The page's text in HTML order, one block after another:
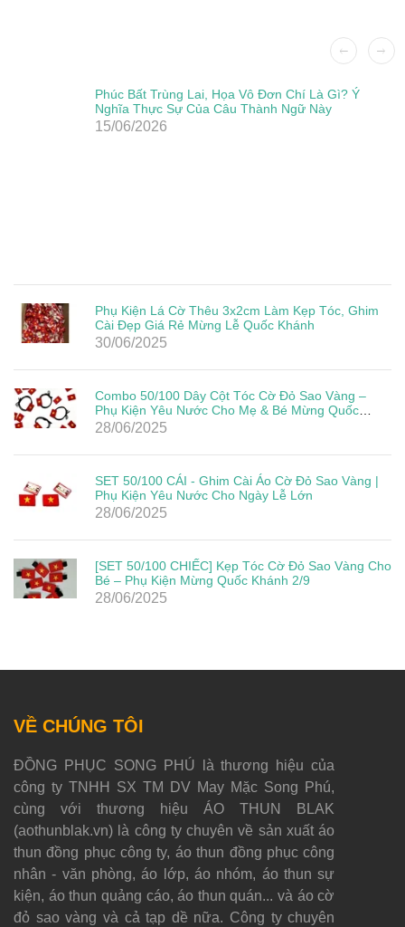
Phúc Bất Trùng Lai, Họa Vô Đơn Chí Là Gì? Ý
Nghĩa Thực Sự Của Câu Thành Ngữ Này
15/06/2026
Phụ Kiện Lá Cờ Thêu 3x2cm Làm Kẹp Tóc, Ghim
Cài Đẹp Giá Rẻ Mừng Lễ Quốc Khánh
30/06/2025
Combo 50/100 Dây Cột Tóc Cờ Đỏ Sao Vàng –
Phụ Kiện Yêu Nước Cho Mẹ & Bé Mừng Quốc
Khánh 2/9
28/06/2025
SET 50/100 CÁI - Ghim Cài Áo Cờ Đỏ Sao Vàng |
Phụ Kiện Yêu Nước Cho Ngày Lễ Lớn
28/06/2025
[SET 50/100 CHIẾC] Kẹp Tóc Cờ Đỏ Sao Vàng Cho
Bé – Phụ Kiện Mừng Quốc Khánh 2/9
28/06/2025
VỀ CHÚNG TÔI
ĐỒNG PHỤC SONG PHÚ là thương hiệu của
công ty TNHH SX TM DV May Mặc Song Phú,
cùng với thương hiệu ÁO THUN BLAK
(aothunblak.vn) là công ty chuyên về sản xuất áo
thun đồng phục công ty, áo thun đồng phục công
nhân - văn phòng, áo lớp, áo nhóm, áo thun sự
kiện, áo thun quảng cáo, áo thun quán... và áo cờ
đỏ sao vàng và cả tạp dề nữa. Công ty chuyên